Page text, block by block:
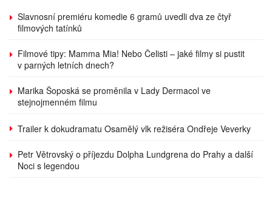
Slavnosní premiéru komedie 6 gramů uvedli dva ze čtyř
filmových tatínků
Filmové tipy: Mamma Mia! Nebo Čelisti – jaké filmy si pustit
v parných letních dnech?
Marika Šoposká se proměnila v Lady Dermacol ve
stejnojmenném filmu
Trailer k dokudramatu Osamělý vlk režiséra Ondřeje Veverky
Petr Větrovský o příjezdu Dolpha Lundgrena do Prahy a další
Noci s legendou